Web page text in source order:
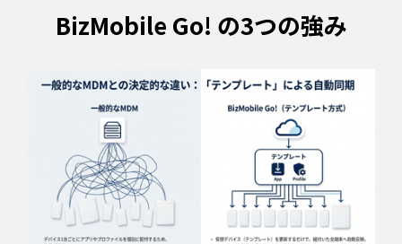
BizMobile Go! の3つの強み